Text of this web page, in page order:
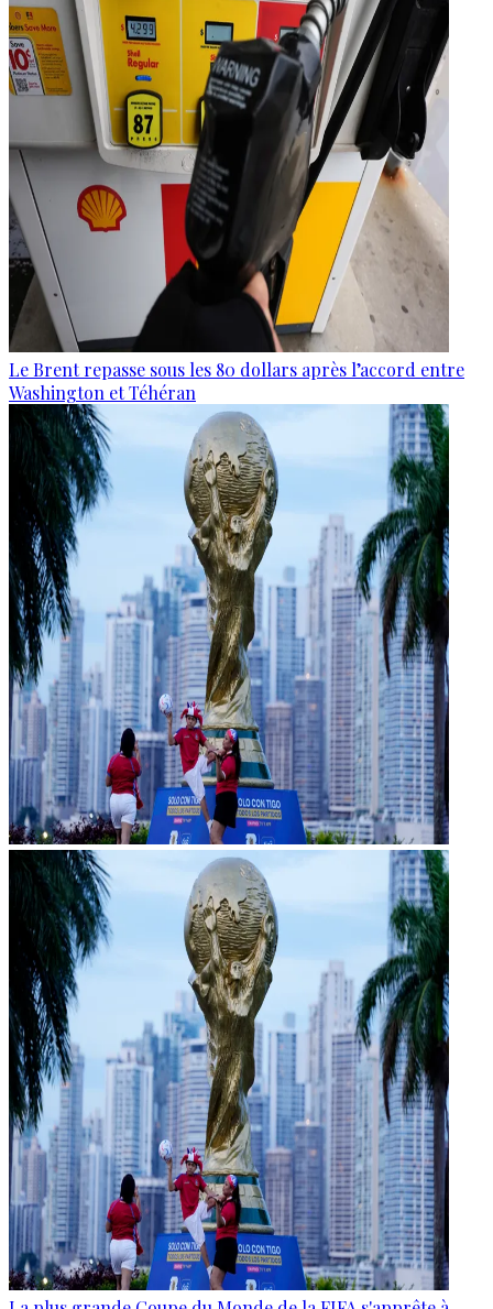
Le Brent repasse sous les 80 dollars après l’accord entre
Washington et Téhéran